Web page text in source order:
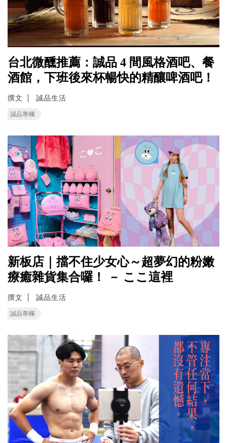
台北微醺推薦：誠品 4 間風格酒吧、餐
酒館，下班後來杯暢快的精釀啤酒吧！
撰文 誠品生活
誠品專欄
新板店｜擋不住少女心～超夢幻的粉嫩
療癒雜貨集合囉！ － ここ這裡
撰文 誠品生活
誠品專欄